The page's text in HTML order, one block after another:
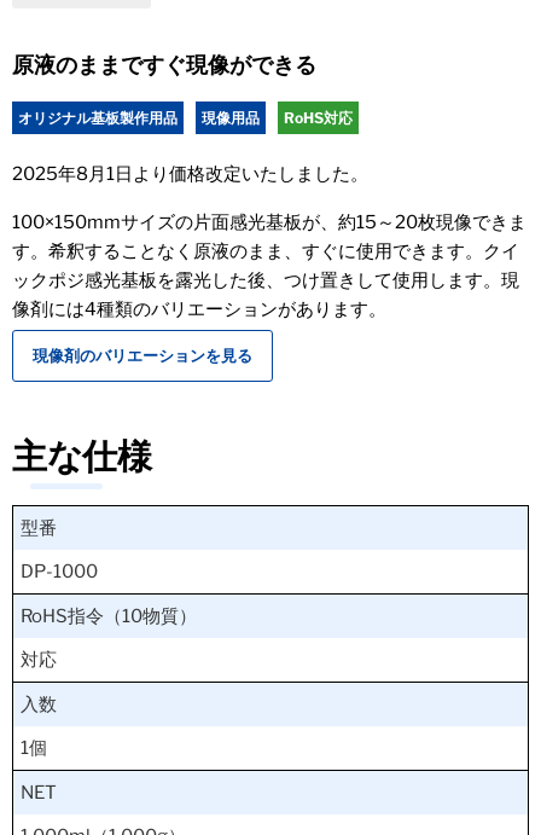
原液のままですぐ現像ができる
オリジナル基板製作用品 現像用品 RoHS対応
2025年8月1日より価格改定いたしました。
100×150mmサイズの片面感光基板が、約15～20枚現像できま
す。希釈することなく原液のまま、すぐに使用できます。クイ
ックポジ感光基板を露光した後、つけ置きして使用します。現
像剤には4種類のバリエーションがあります。
現像剤のバリエーションを見る
主な仕様
型番
DP-1000
RoHS指令（10物質）
対応
入数
1個
NET